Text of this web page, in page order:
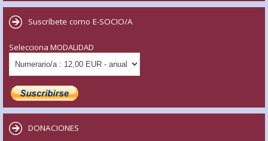
Suscríbete como E-SOCIO/A
Selecciona MODALIDAD
DONACIONES